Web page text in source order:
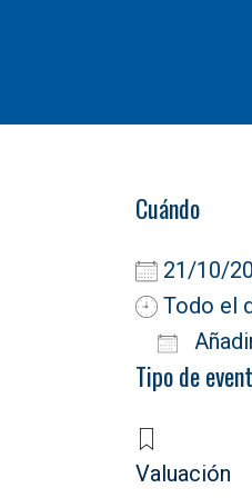
Cuándo
21/10/
Todo el
Tipo de
Valuación